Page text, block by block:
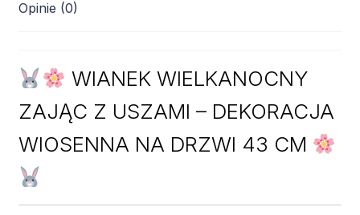
Opinie (0)
WIANEK WIELKANOCNY
ZAJĄC Z USZAMI – DEKORACJA
WIOSENNA NA DRZWI 43 CM